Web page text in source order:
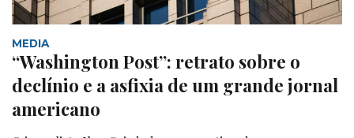
MEDIA
“Washington Post”: retrato sobre o
declínio e a asfixia de um grande jornal
americano